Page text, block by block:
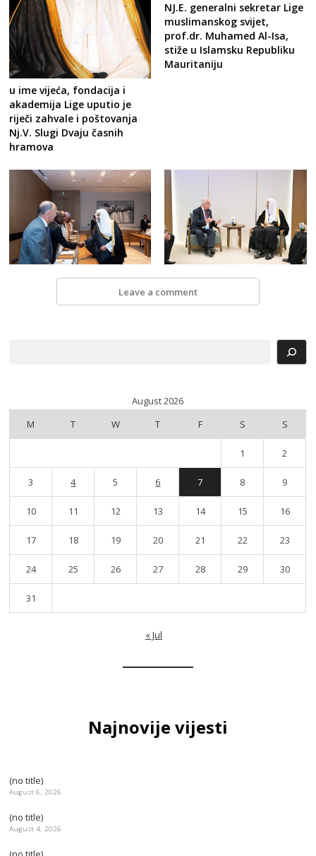
u ime vijeća, fondacija i
akademija Lige uputio je
riječi zahvale i poštovanja
Nj.V. Slugi Dvaju časnih
hramova
NJ.E. generalni sekretar Lige
muslimanskog svijet,
prof.dr. Muhamed Al-Isa,
stiže u Islamsku Republiku
Mauritaniju
Leave a comment
August 2026
M
T W T F S S
1 2
3 4 5 6 7 8 9
10 11 12 13 14 15 16
17 18 19 20 21 22 23
24 25 26 27 28 29 30
31
« Jul
Najnovije vijesti
(no title)
August 6, 2026
(no title)
August 4, 2026